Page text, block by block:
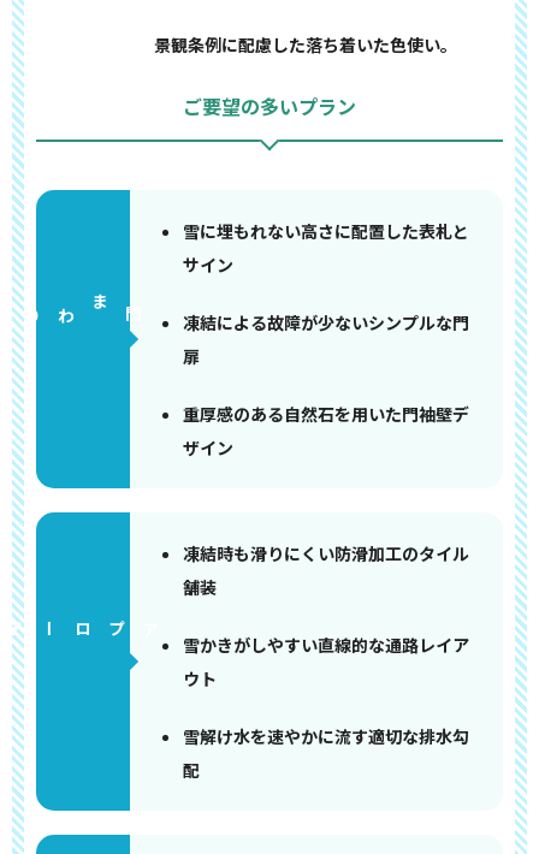
景観条例に配慮した落ち着いた色使い。
ご要望の多いプラン
門まわり
雪に埋もれない高さに配置した表札と
サイン
凍結による故障が少ないシンプルな門
扉
重厚感のある自然石を用いた門袖壁デ
ザイン
アプローチ
凍結時も滑りにくい防滑加工のタイル
舗装
雪かきがしやすい直線的な通路レイア
ウト
雪解け水を速やかに流す適切な排水勾
配